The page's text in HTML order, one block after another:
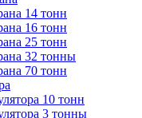
14 тонн
16 тонн
25 тонн
32 тонны
70 тонн
10 тонн
3 тонны